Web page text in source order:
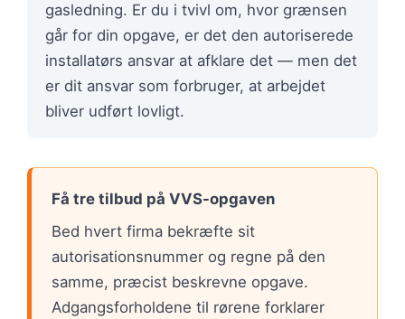
gasledning. Er du i tvivl om, hvor grænsen
går for din opgave, er det den autoriserede
installatørs ansvar at afklare det — men det
er dit ansvar som forbruger, at arbejdet
bliver udført lovligt.
Få tre tilbud på VVS-opgaven
Bed hvert firma bekræfte sit
autorisationsnummer og regne på den
samme, præcist beskrevne opgave.
Adgangsforholdene til rørene forklarer